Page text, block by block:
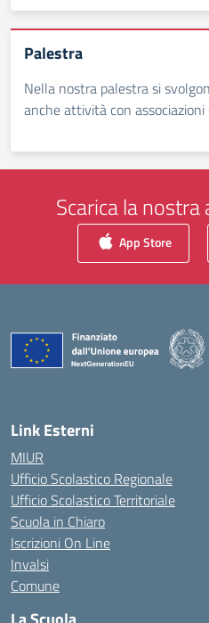
Palestra
Nella nostra palestra si
anche attività con
Scarica la
App Store
Link Esterni
MIUR
Ufficio Scolastico Regionale
Ufficio Scolastico Territoriale
Scuola in Chiaro
Iscrizioni On Line
Invalsi
Comune